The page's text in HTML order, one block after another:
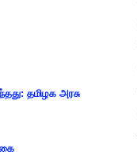
தமிழக அரசு